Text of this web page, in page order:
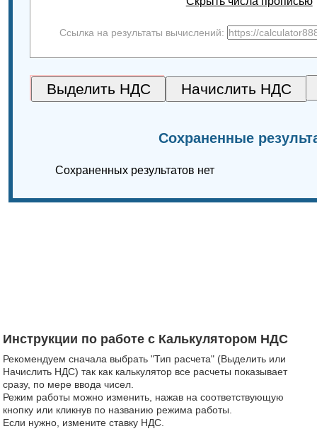
Ссылка на результаты вычислений:
Сохраненные
Сохраненных результатов нет
Инструкции по работе с Калькулятором НДС
Рекомендуем сначала выбрать "Тип расчета" (Выделить или
Начислить НДС) так как калькулятор все расчеты показывает
сразу, по мере ввода чисел.
Режим работы можно изменить, нажав на соответствующую
кнопку или кликнув по названию режима работы.
Если нужно, измените ставку НДС.